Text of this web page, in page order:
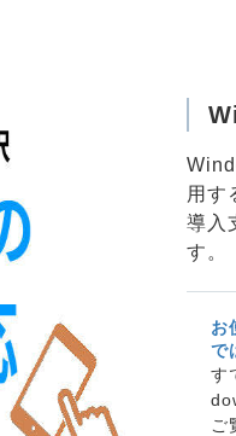
用す
導入
す。
お
で
す
ご